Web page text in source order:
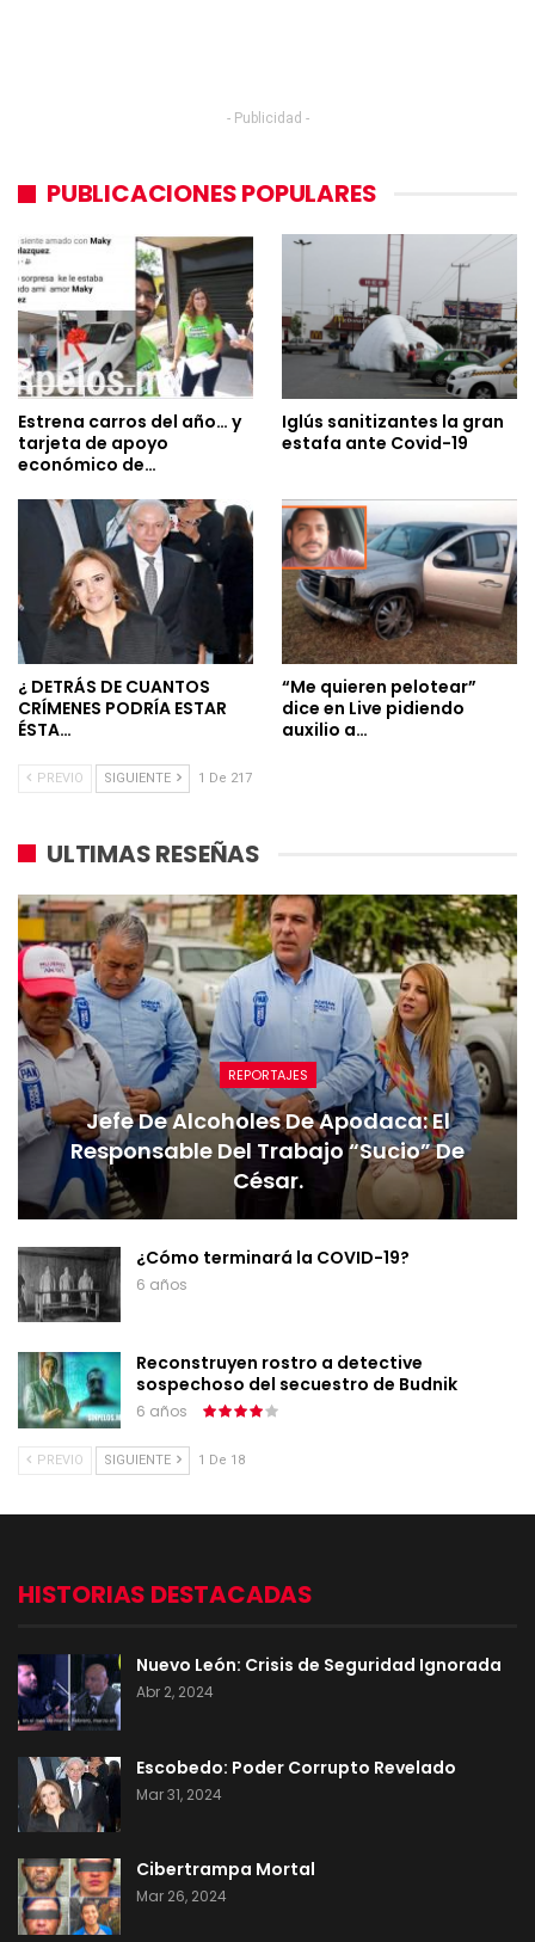
- Publicidad -
PUBLICACIONES POPULARES
Estrena carros del año… y
tarjeta de apoyo
económico de…
Iglús sanitizantes la gran
estafa ante Covid-19
¿ DETRÁS DE CUANTOS
CRÍMENES PODRÍA ESTAR
ÉSTA…
“Me quieren pelotear”
dice en Live pidiendo
auxilio a…
PREVIO SIGUIENTE 1 De 217
ULTIMAS RESEÑAS
REPORTAJES
Jefe De Alcoholes De Apodaca: El
Responsable Del Trabajo “sucio” De
César.
¿Cómo terminará la COVID-19?
6 años
Reconstruyen rostro a detective
sospechoso del secuestro de Budnik
6 años
PREVIO SIGUIENTE 1 De 18
HISTORIAS DESTACADAS
Nuevo León: Crisis de Seguridad Ignorada
Abr 2, 2024
Escobedo: Poder Corrupto Revelado
Mar 31, 2024
Cibertrampa Mortal
Mar 26, 2024